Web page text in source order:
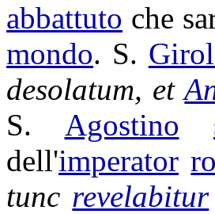
abbattuto che
mondo. S.
desolatum, et
S. Agostino
dell'imperator
tunc revelabitur